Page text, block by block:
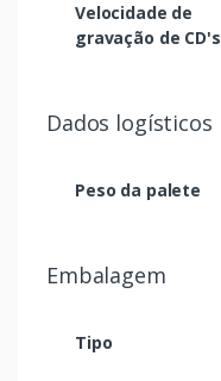
Velocidade de
gravação de CD's
Dados logísticos
Peso da palete
Embalagem
Tipo